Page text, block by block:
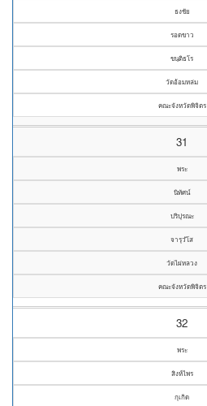
ธงชัย
รอดขาว
ขนฺติธโร
วัดอ้อมหล่ม
คณะจังหวัดพิจิตร
31
พระ
นิทัศน์
ปริปุรณะ
จารุวํโส
วัดไผ่หลวง
คณะจังหวัดพิจิตร
32
พระ
สิงห์ไพร
กุเกิด